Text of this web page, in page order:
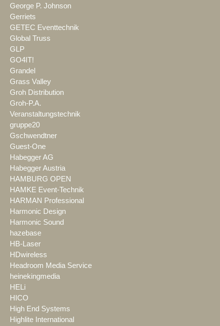
George P. Johnson
Gerriets
GETEC Eventtechnik
Global Truss
GLP
GO4IT!
Grandel
Grass Valley
Groh Distribution
Groh-P.A.
Veranstaltungstechnik
gruppe20
Gschwendtner
Guest-One
Habegger AG
Habegger Austria
HAMBURG OPEN
HAMKE Event-Technik
HARMAN Professional
Harmonic Design
Harmonic Sound
hazebase
HB-Laser
HDwireless
Headroom Media Service
heinekingmedia
HELi
HICO
High End Systems
Highlite International